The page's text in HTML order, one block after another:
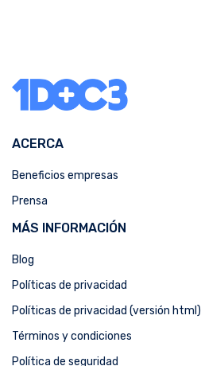
ACERCA
Beneficios empresas
Prensa
MÁS INFORMACIÓN
Blog
Políticas de privacidad
Políticas de privacidad (versión html)
Términos y condiciones
Política de seguridad